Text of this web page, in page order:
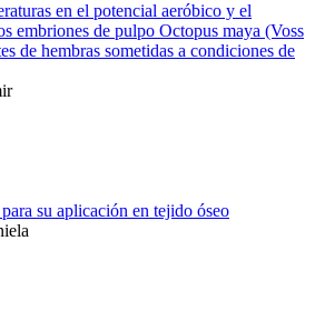
en el potencial aeróbico y el
embriones de pulpo Octopus maya (Voss
de hembras sometidas a condiciones de
su aplicación en tejido óseo